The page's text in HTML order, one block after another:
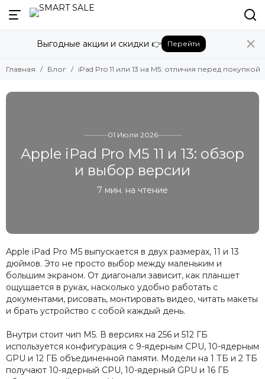
Выгодные акции и скидки 👉 Перейти
Главная Блог iPad Pro 11 или 13 на M5: отличия перед покупкой
01 Июля 2026
Apple iPad Pro M5 11 и 13: обзор
и выбор версии
7 мин. на чтение
Apple iPad Pro M5 выпускается в двух размерах, 11 и 13
дюймов. Это не просто выбор между маленьким и
большим экраном. От диагонали зависит, как планшет
ощущается в руках, насколько удобно работать с
документами, рисовать, монтировать видео, читать макеты
и брать устройство с собой каждый день.
Внутри стоит чип M5. В версиях на 256 и 512 ГБ
используется конфигурация с 9-ядерным CPU, 10-ядерным
GPU и 12 ГБ объединенной памяти. Модели на 1 ТБ и 2 ТБ
получают 10-ядерный CPU, 10-ядерный GPU и 16 ГБ